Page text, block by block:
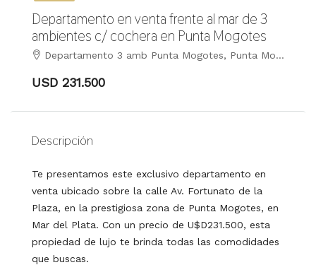
Departamento en venta frente al mar de 3
ambientes c/ cochera en Punta Mogotes
Departamento 3 amb Punta Mogotes, Punta Mogotes, Mar del Plata
USD 231.500
Descripción
Te presentamos este exclusivo departamento en
venta ubicado sobre la calle Av. Fortunato de la
Plaza, en la prestigiosa zona de Punta Mogotes, en
Mar del Plata. Con un precio de U$D231.500, esta
propiedad de lujo te brinda todas las comodidades
que buscas.